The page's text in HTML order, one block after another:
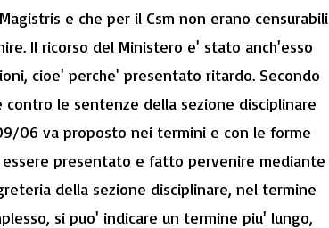
e che per il Csm non erano censurabili
Il ricorso del Ministero e' stato anch'esso
cioe' perche' presentato ritardo. Secondo
contro le sentenze della sezione disciplinare
06 va proposto nei termini e con le forme
presentato e fatto pervenire mediante
della sezione disciplinare, nel termine
si puo' indicare un termine piu' lungo,